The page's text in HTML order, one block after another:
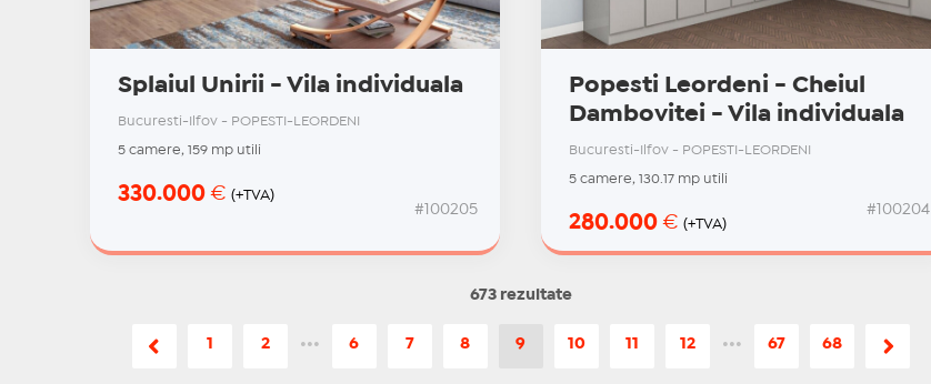
Splaiul Unirii - Vila individuala
Bucuresti-Ilfov - POPESTI-LEORDENI
5 camere, 159 mp utili
330.000 € (+TVA)
#100205
Popesti Leordeni - Cheiul
Dambovitei - Vila individuala
Bucuresti-Ilfov - POPESTI-LEORDENI
5 camere, 130.17 mp utili
280.000€ (+TVA)
#100204
673 rezultate
1 2 ••• 6 7 8 9 10 11 12 ••• 67 68